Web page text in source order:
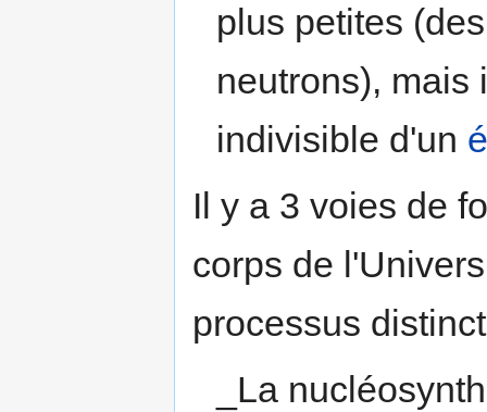
plus petites
neutrons), mais
indivisible d'un
Il y a 3 voies de
corps de
processus
_La